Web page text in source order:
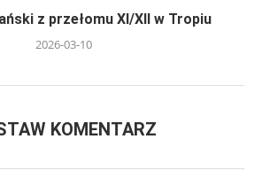
z przełomu XI/XII w Tropiu
2026-03-10
KOMENTARZ